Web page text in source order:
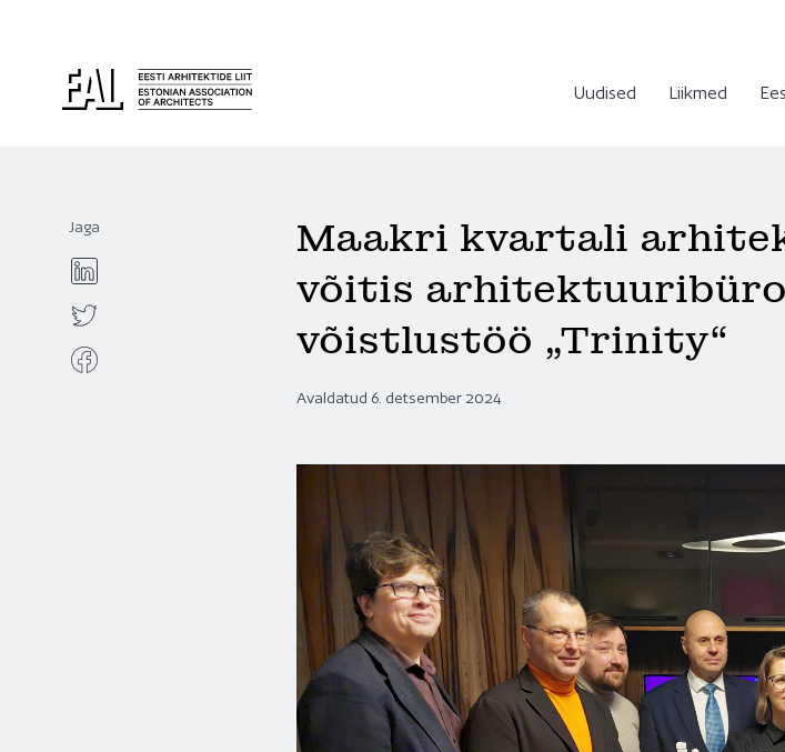
Uudised Liikmed
Jaga
Maakri kvartali
võitis
võistlustöö „Trinity“
Avaldatud 6. detsember 2024